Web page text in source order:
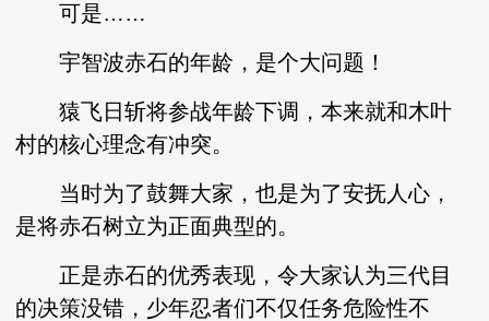
可是……
宇智波赤石的年龄，是个大问题！
猿飞日斩将参战年龄下调，本来就和木叶
村的核心理念有冲突。
当时为了鼓舞大家，也是为了安抚人心，
是将赤石树立为正面典型的。
正是赤石的优秀表现，令大家认为三代目
的决策没错，少年忍者们不仅任务危险性不